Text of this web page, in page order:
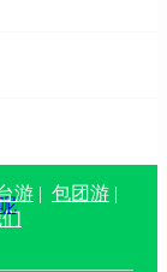
游 | 包团游 |